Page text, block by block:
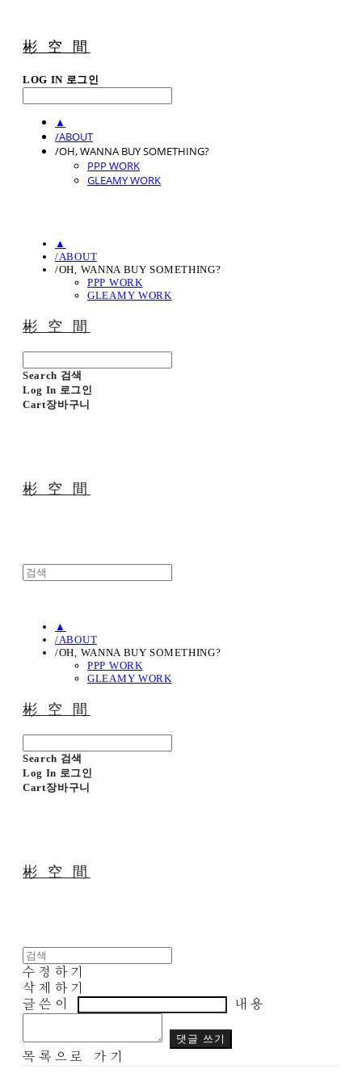
彬 空 間
LOG IN 로그인
▲
/ABOUT
/OH, WANNA BUY SOMETHING?
PPP WORK
GLEAMY WORK
▲
/ABOUT
/OH, WANNA BUY SOMETHING?
PPP WORK
GLEAMY WORK
彬 空 間
Search 검색
Log In 로그인
Cart장바구니
彬 空 間
▲
/ABOUT
/OH, WANNA BUY SOMETHING?
PPP WORK
GLEAMY WORK
彬 空 間
Search 검색
Log In 로그인
Cart장바구니
彬 空 間
수정하기
삭제하기
글쓴이
내용
댓글 쓰기
목록으로 가기